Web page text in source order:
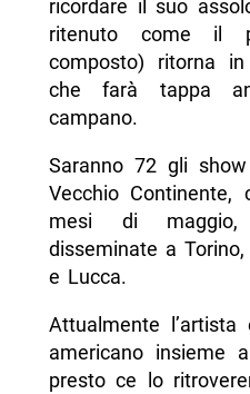
ricordare il suo
ritenuto come il
composto) ritorna in
che farà tappa
campano.
Saranno 72 gli
Vecchio
mesi di
disseminate a
e Lucca.
Attualmente
americano insieme a
presto ce lo